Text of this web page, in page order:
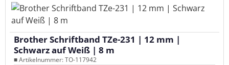
Brother Schriftband TZe-231 | 12 mm |
Schwarz auf Weiß | 8 m
■ Artikelnummer: TO-117942